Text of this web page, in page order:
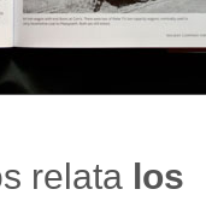
relata los